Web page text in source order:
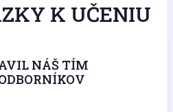
K UČENIU
NÁŠ TÍM